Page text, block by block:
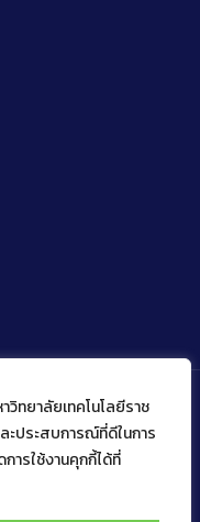
วิทยาลัยเทคโนโลยีราช
ประสบการณ์ที่ดีในการ
การใช้งานคุกกี้ได้ที่
คโนโลยี มหาวิทยาลัย